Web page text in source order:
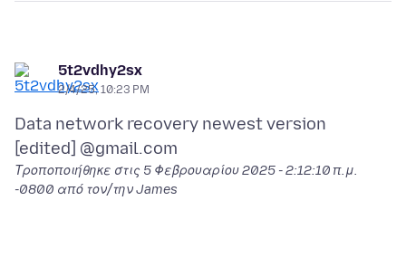
5t2vdhy2sx
2/4/25, 10:23 PM
Data network recovery newest version
Τροποποιήθηκε στις 5 Φεβρουαρίου 2025 - 2:12:10 π.μ.
-0800 από τον/την James